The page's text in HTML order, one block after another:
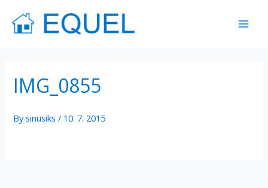
content
IMG_0855
Bysinusiks/ 10. 7. 2015